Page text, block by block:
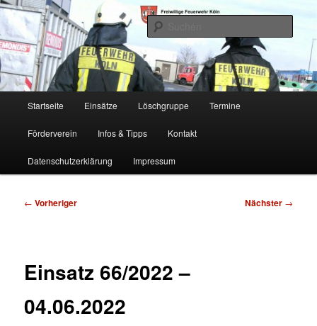
Zum
primären
Inhalt
springenFF Köln, LG RD
Freiwillige Feuerwehr Köln, Löschgruppe Rodenkirchen
Startseite Einsätze Löschgruppe Termine
Förderverein Infos & Tipps Kontakt
Datenschutzerklärung Impressum
Beitragsnavigation
← Vorheriger Nächster →
Einsatz 66/2022 –
04.06.2022